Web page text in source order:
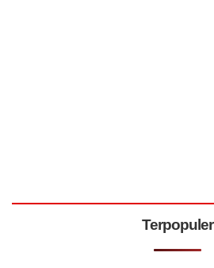
Terpopuler